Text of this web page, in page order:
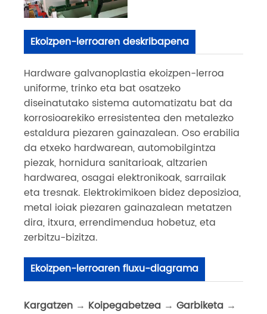
Ekoizpen-lerroaren deskribapena
Hardware galvanoplastia ekoizpen-lerroa
uniforme, trinko eta bat osatzeko
diseinatutako sistema automatizatu bat da
korrosioarekiko erresistentea den metalezko
estaldura piezaren gainazalean. Oso erabilia
da etxeko hardwarean, automobilgintza
piezak, hornidura sanitarioak, altzarien
hardwarea, osagai elektronikoak, sarrailak
eta tresnak. Elektrokimikoen bidez deposizioa,
metal ioiak piezaren gainazalean metatzen
dira, itxura, errendimendua hobetuz, eta
zerbitzu-bizitza.
Ekoizpen-lerroaren fluxu-diagrama
Kargatzen → Koipegabetzea → Garbiketa →